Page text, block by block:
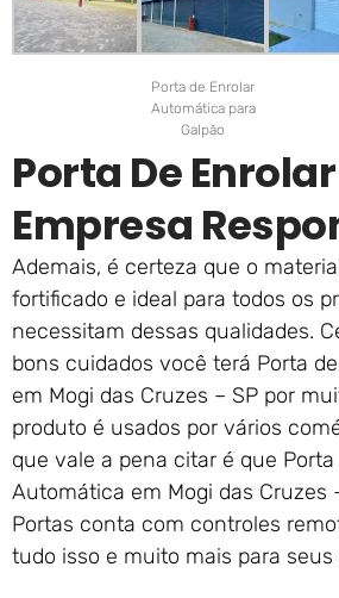
Porta de Enrolar
Automática para
Galpão
Porta De
Empresa
Ademais, é certeza que o
fortificado e ideal para todos os
necessitam dessas qualidades.
bons cuidados você terá Porta
em Mogi das Cruzes – SP por
produto é usados por vários
que vale a pena citar é que Porta
Automática em Mogi das Cruzes
Portas conta com controles
tudo isso e muito mais para seus